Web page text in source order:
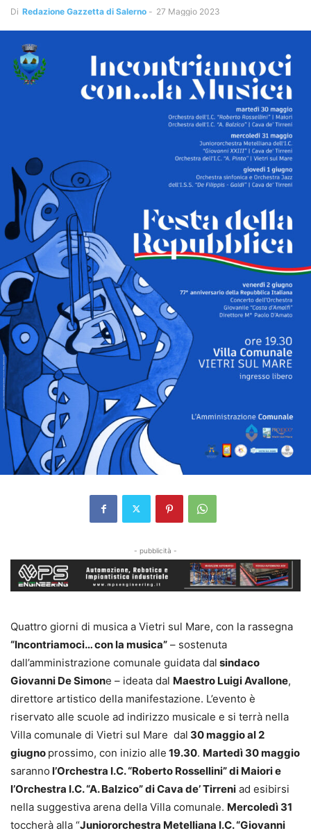
Di Redazione Gazzetta di Salerno - 27 Maggio 2023
- pubblicità -
Quattro giorni di musica a Vietri sul Mare, con la rassegna
“Incontriamoci… con la musica” – sostenuta
dall’amministrazione comunale guidata dal sindaco
Giovanni De Simone – ideata dal Maestro Luigi Avallone,
direttore artistico della manifestazione. L’evento è
riservato alle scuole ad indirizzo musicale e si terrà nella
Villa comunale di Vietri sul Mare dal 30 maggio al 2
giugno prossimo, con inizio alle 19.30. Martedì 30 maggio
saranno l’Orchestra I.C. “Roberto Rossellini” di Maiori e
l’Orchestra I.C. “A. Balzico” di Cava de’ Tirreni ad esibirsi
nella suggestiva arena della Villa comunale. Mercoledì 31
toccherà alla “Juniororchestra Metelliana I.C. “Giovanni